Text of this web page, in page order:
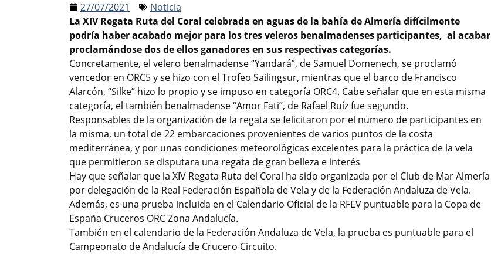
27/07/2021
Noticia
La XIV Regata Ruta del Coral celebrada en aguas de la bahía de Almería difícilmente
podría haber acabado mejor para los tres veleros benalmadenses participantes, al acabar
proclamándose dos de ellos ganadores en sus respectivas categorías.
Concretamente, el velero benalmadense “Yandará”, de Samuel Domenech, se proclamó
vencedor en ORC5 y se hizo con el Trofeo Sailingsur, mientras que el barco de Francisco
Alarcón, “Silke” hizo lo propio y se impuso en categoría ORC4. Cabe señalar que en esta misma
categoría, el también benalmadense “Amor Fati”, de Rafael Ruíz fue segundo.
Responsables de la organización de la regata se felicitaron por el número de participantes en
la misma, un total de 22 embarcaciones provenientes de varios puntos de la costa
mediterránea, y por unas condiciones meteorológicas excelentes para la práctica de la vela
que permitieron se disputara una regata de gran belleza e interés
Hay que señalar que la XIV Regata Ruta del Coral ha sido organizada por el Club de Mar Almería
por delegación de la Real Federación Española de Vela y de la Federación Andaluza de Vela.
Además, es una prueba incluida en el Calendario Oficial de la RFEV puntuable para la Copa de
España Cruceros ORC Zona Andalucía.
También en el calendario de la Federación Andaluza de Vela, la prueba es puntuable para el
Campeonato de Andalucía de Crucero Circuito.